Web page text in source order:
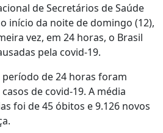
de Secretários de Saúde
início da noite de domingo (12),
vez, em 24 horas, o Brasil
pela covid-19.
período de 24 horas foram
de covid-19. A média
foi de 45 óbitos e 9.126 novos